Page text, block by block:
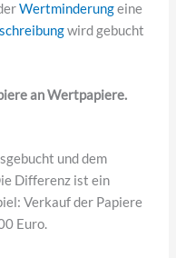
Wertminderungeine
wird gebucht
an Wertpapiere.
und dem
Differenz ist ein
Verkauf der Papiere
Euro.